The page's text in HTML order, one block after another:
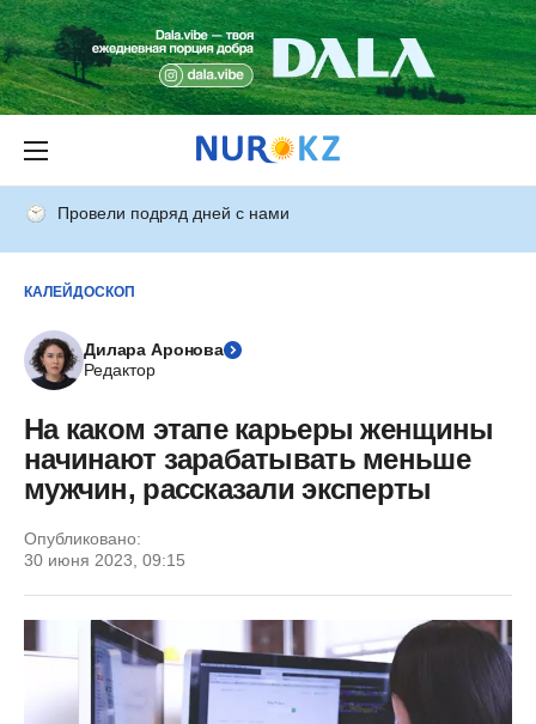
Провели подряд дней с нами
КАЛЕЙДОСКОП
Дилара Аронова
Редактор
На каком этапе карьеры женщины
начинают зарабатывать меньше
мужчин, рассказали эксперты
Опубликовано:
30 июня 2023, 09:15